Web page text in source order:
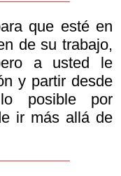
que esté en
de su trabajo,
a usted le
y partir desde
posible por
ir más allá de